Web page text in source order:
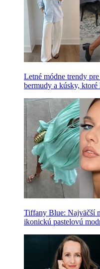
Letné módne trendy
bermudy a kúsky, ktoré
Tiffany Blue: Najväčší
ikonickú pastelovú